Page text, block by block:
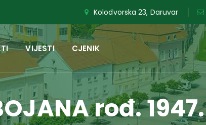
Kolodvorska 23, Daruvar
VIJESTI CJENIK
rođ.